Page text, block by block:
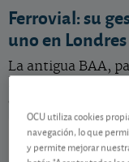
Ferrovial: su
uno en Londres
La antigua BAA,
¿Cambio esto
Ferrovial
NL0015001FS8
OCU utiliza cookies
navegación, lo que
y permite mejorar